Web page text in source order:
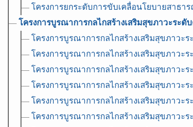
โครงการยกระดับการขับเคลื่อนโยบายสาธา
โครงการบูรณาการกลไกสร้างเสริมสุขภาวะระ
โครงการบูรณาการกลไกสร้างเสริมสุขภาวะ
โครงการบูรณาการกลไกสร้างเสริมสุขภาวะ
โครงการบูรณาการกลไกสร้างเสริมสุขภาวะ
โครงการบูรณาการกลไกสร้างเสริมสุขภาวะ
โครงการบูรณาการกลไกสร้างเสริมสุขภาวะ
โครงการบูรณาการกลไกสร้างเสริมสุขภาวะ